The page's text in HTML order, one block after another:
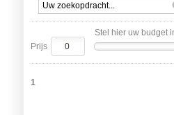
Stel hier uw budget
Prijs
1